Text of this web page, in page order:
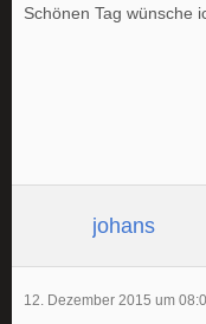
Schönen Tag wünsche
johans
12. Dezember 2015 um